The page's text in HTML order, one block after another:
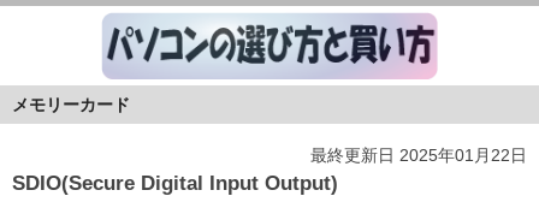
メモリーカード
最終更新日 2025年01月22日
SDIO(Secure Digital Input Output)